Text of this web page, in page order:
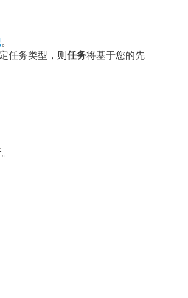
。
任务类型，则任务将基于您的先
。